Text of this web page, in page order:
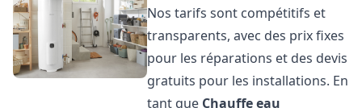
Nos tarifs sont compétitifs et
transparents, avec des prix fixes
pour les réparations et des devis
gratuits pour les installations. En
tant que Chauffe eau